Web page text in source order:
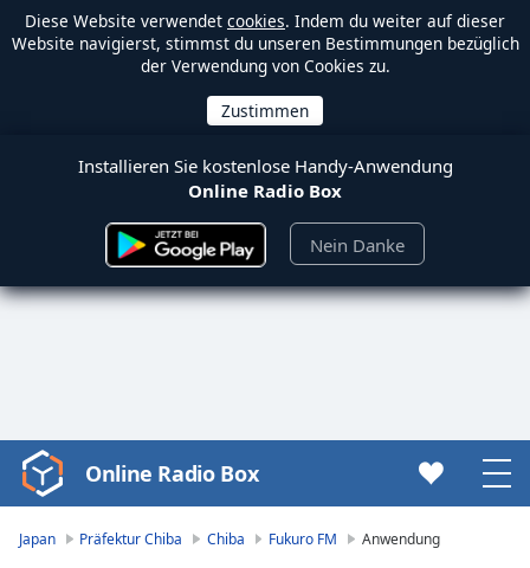
Diese Website verwendet cookies. Indem du weiter auf dieser
Website navigierst, stimmst du unseren Bestimmungen bezüglich
der Verwendung von Cookies zu.
Installieren Sie kostenlose Handy-Anwendung
Online Radio Box
Nein Danke
Video
Player
Online Radio Box
Japan Präfektur Chiba Chiba Fukuro FM Anwendung